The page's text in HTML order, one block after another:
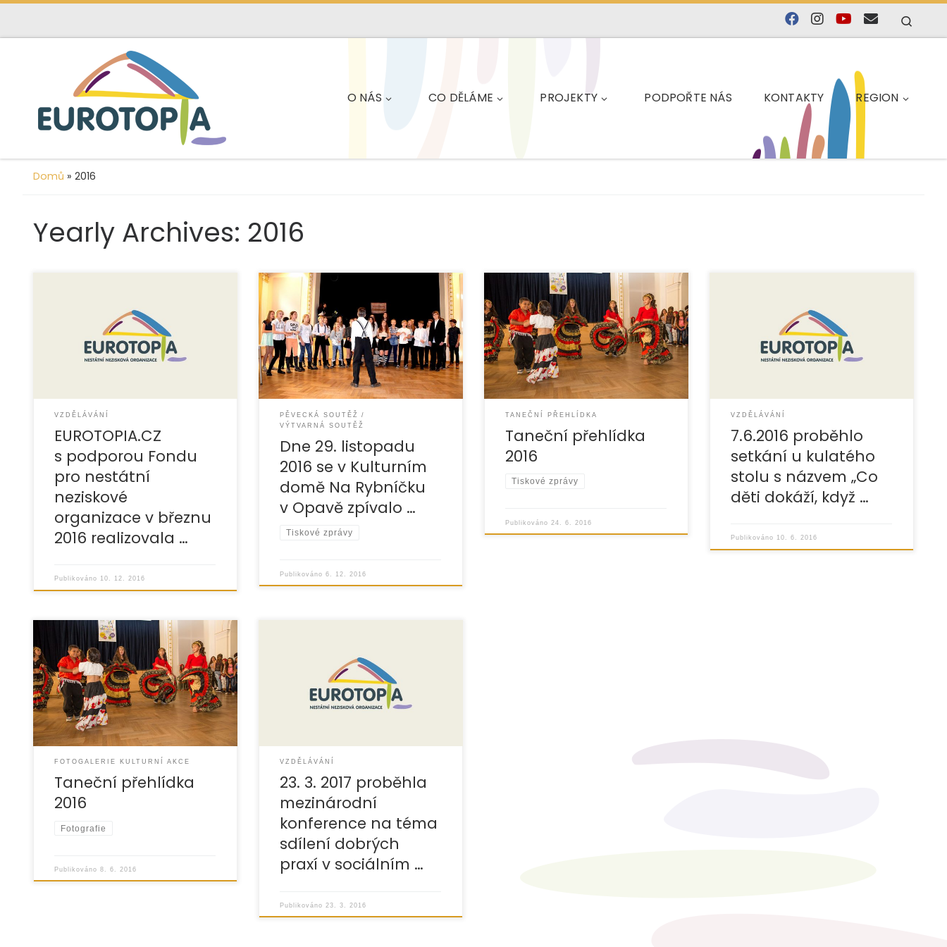
content
O NÁS CO DĚLÁME PROJEKTY PODPOŘTE NÁS KONTAKTY REGION
Domů » 2016
Yearly Archives: 2016
» více» fotografie
VZDĚLÁVÁNÍ
EUROTOPIA.CZ
s podporou Fondu
pro nestátní
neziskové
organizace v březnu
2016 realizovala …
Publikováno 10. 12. 2016
Uskutečnila se zde již tradiční
Pěvecká a výtvarná soutěž dětí. »
více» pozvánka» fotografie» video
PĚVECKÁ SOUTĚŽ
VÝTVARNÁ SOUTĚŽ
Dne 29. listopadu
2016 se v Kulturním
domě Na Rybníčku
v Opavě zpívalo …
Tiskové zprávy
Publikováno6. 12. 2016
EUROTOPIA.CZ, o.p.s. s podporou
Moravskoslezského kraje
a Statutárního města Opavy,
uspořádala dne 8.6.2016 Taneční
přehlídku pro děti a mládež z celého
Moravskoslezského kraje, především
TANEČNÍ PŘEHLÍDKA
Taneční přehlídka
2016
Tiskové zprávy
Publikováno 24. 6. 2016
Záměrem byla podpora a rozvoj
spolupráce subjektů při vzdělávaní
a školní přípravě dětí se sociálním
a kulturním znevýhodněním. » více
VZDĚLÁVÁNÍ
7.6.2016 proběhlo
setkání u kulatého
stolu s názvem „Co
děti dokáží, když …
Publikováno 10. 6. 2016
8. června 2016 | Sál Kulturního domu
Na Rybníčku v Opavě
FOTOGALERIE KULTURNÍ AKCE
Taneční přehlídka
2016
Fotografie
Publikováno8. 6. 2016
svým příspěvkem a zároveň jsme se
inspirovali zkušenostmi a tipy
ostatních. Byl to velmi obohacující
zážitek. »
VZDĚLÁVÁNÍ
23. 3. 2017 proběhla
mezinárodní
konference na téma
sdílení dobrých
praxí v sociálním …
Publikováno23. 3. 2016